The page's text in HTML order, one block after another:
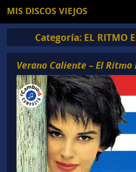
MIS DISCOS VIEJOS
Categoría: EL RITMO
Verano Caliente – El Ritmo